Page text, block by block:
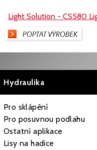
Light Solution - CS580
Hydraulika
Pro sklápění
Pro posuvnou podlahu
Ostatní aplikace
Lisy na hadice